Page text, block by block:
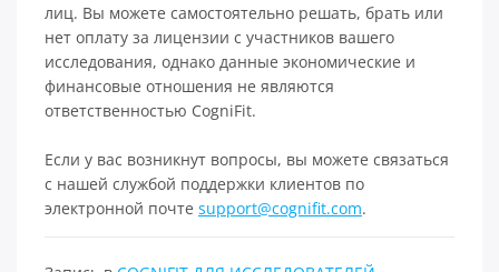
лиц. Вы можете самостоятельно решать, брать или
нет оплату за лицензии с участников вашего
исследования, однако данные экономические и
финансовые отношения не являются
ответственностью CogniFit.
Если у вас возникнут вопросы, вы можете связаться
с нашей службой поддержки клиентов по
электронной почте support@cognifit.com.